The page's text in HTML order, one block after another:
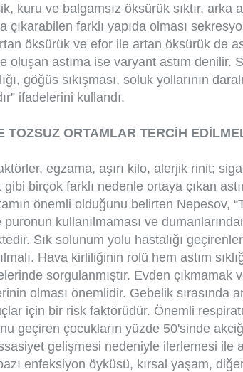
kuru ve balgamsız öksürük sıktır, arka
çıkarabilen farklı yapıda olması
öksürük ve efor ile artan öksürük de
oluşan astıma ise varyant astım denilir.
göğüs sıkışması, soluk yollarının
ifadelerini kullandı.
TOZSUZ ORTAMLAR TERCİH
egzama, aşırı kilo, alerjik rinit;
birçok farklı nedenle ortaya çıkan
önemli olduğunu belirten Nepesov,
kullanılmaması ve
Sık solunum yolu hastalığı
Hava kirliliğinin rolü hem astım
sorgulanmıştır. Evden çıkmamak
olması önemlidir. Gebelik sırasında
için bir risk faktörüdür. Önemli
geçiren çocukların yüzde 50'sinde
gelişmesi nedeniyle ilerlemesi ile
enfeksiyon öyküsü, kırsal yaşam,